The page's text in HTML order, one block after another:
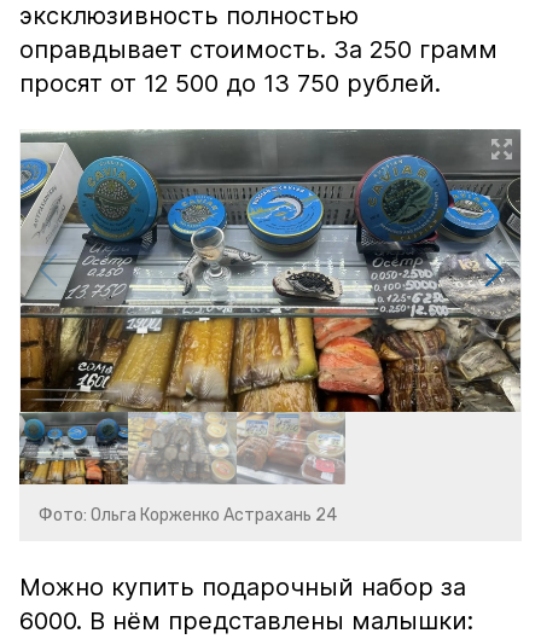
эксклюзивность полностью
оправдывает стоимость. За 250 грамм
просят от 12 500 до 13 750 рублей.
Фото: Ольга Корженко Астрахань 24
Можно купить подарочный набор за
6000. В нём представлены малышки: